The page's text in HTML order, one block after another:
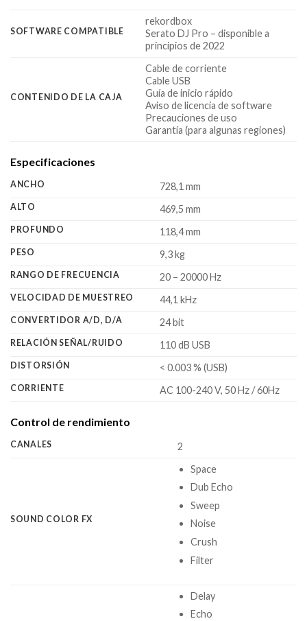
SOFTWARE COMPATIBLE
rekordbox
Serato DJ Pro – disponible a
principios de 2022
CONTENIDO DE LA CAJA
Cable de corriente
Cable USB
Guía de inicio rápido
Aviso de licencia de software
Precauciones de uso
Garantía (para algunas regiones)
Especificaciones
ANCHO 728,1 mm
ALTO 469,5 mm
PROFUNDO 118,4 mm
PESO 9,3 kg
RANGO DE FRECUENCIA 20 – 20000 Hz
VELOCIDAD DE MUESTREO 44,1 kHz
CONVERTIDOR A/D, D/A 24 bit
RELACIÓN SEÑAL/RUIDO 110 dB USB
DISTORSIÓN < 0.003 % (USB)
CORRIENTE AC 100-240 V, 50 Hz / 60Hz
Control de rendimiento
CANALES 2
SOUND COLOR FX
Space
Dub Echo
Sweep
Noise
Crush
Filter
Delay
Echo